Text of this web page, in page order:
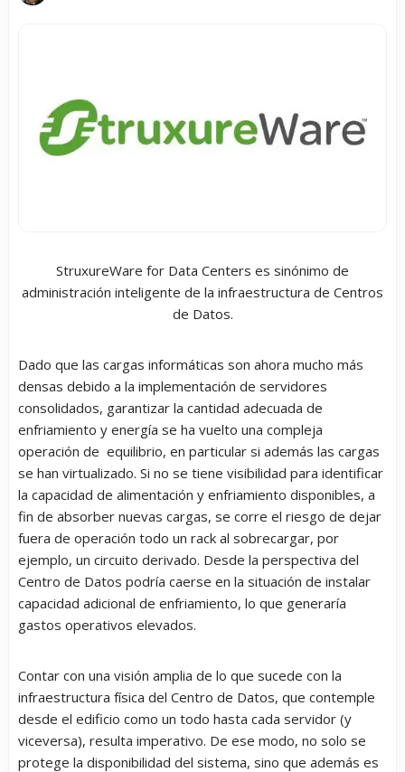
StruxureWare for Data Centers es sinónimo de
administración inteligente de la infraestructura de Centros
de Datos.
Dado que las cargas informáticas son ahora mucho más
densas debido a la implementación de servidores
consolidados, garantizar la cantidad adecuada de
enfriamiento y energía se ha vuelto una compleja
operación de equilibrio, en particular si además las cargas
se han virtualizado. Si no se tiene visibilidad para identificar
la capacidad de alimentación y enfriamiento disponibles, a
fin de absorber nuevas cargas, se corre el riesgo de dejar
fuera de operación todo un rack al sobrecargar, por
ejemplo, un circuito derivado. Desde la perspectiva del
Centro de Datos podría caerse en la situación de instalar
capacidad adicional de enfriamiento, lo que generaría
gastos operativos elevados.
Contar con una visión amplia de lo que sucede con la
infraestructura física del Centro de Datos, que contemple
desde el edificio como un todo hasta cada servidor (y
viceversa), resulta imperativo. De ese modo, no solo se
protege la disponibilidad del sistema, sino que además es